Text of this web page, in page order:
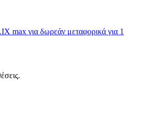
max για δωρεάν μεταφορικά για 1